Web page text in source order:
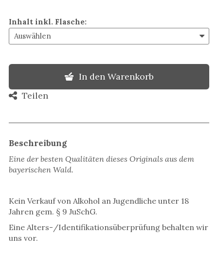
Inhalt inkl. Flasche:
In den Warenkorb
Teilen
Beschreibung
Eine der besten Qualitäten dieses Originals aus dem
bayerischen Wald.
Kein Verkauf von Alkohol an Jugendliche unter 18
Jahren gem. § 9 JuSchG.
Eine Alters-/Identifikationsüberprüfung behalten wir
uns vor.